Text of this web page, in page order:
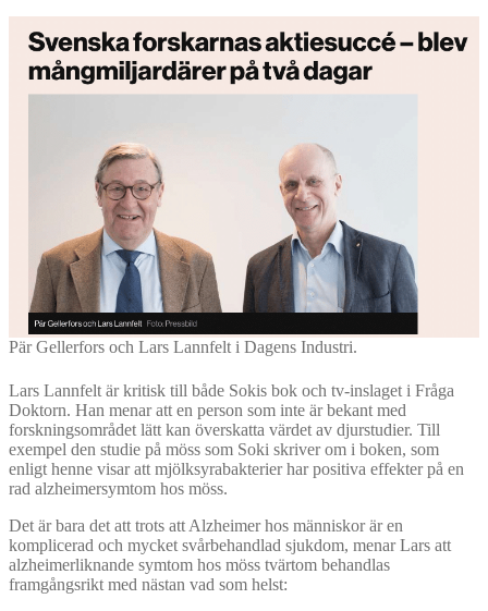
Pär Gellerfors och Lars Lannfelt i Dagens Industri.
Lars Lannfelt är kritisk till både Sokis bok och tv-inslaget i Fråga
Doktorn. Han menar att en person som inte är bekant med
forskningsområdet lätt kan överskatta värdet av djurstudier. Till
exempel den studie på möss som Soki skriver om i boken, som
enligt henne visar att mjölksyrabakterier har positiva effekter på en
rad alzheimersymtom hos möss.
Det är bara det att trots att Alzheimer hos människor är en
komplicerad och mycket svårbehandlad sjukdom, menar Lars att
alzheimerliknande symtom hos möss tvärtom behandlas
framgångsrikt med nästan vad som helst: